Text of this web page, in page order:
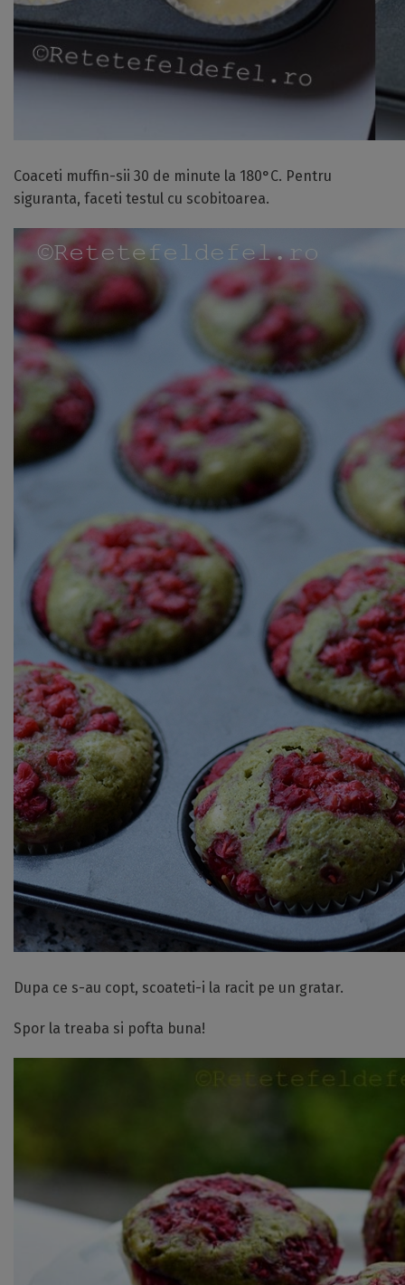
Coaceti muffin-sii 30 de minute la 180°C. Pentru
siguranta, faceti testul cu scobitoarea.
Dupa ce s-au copt, scoateti-i la racit pe un gratar.
Spor la treaba si pofta buna!